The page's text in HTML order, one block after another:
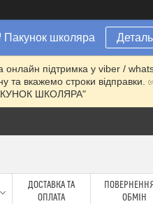
Пакунок школяра
онлайн підтримка у viber /
та вкажемо строки
ШКОЛЯРА"
ДОСТАВКА ТА
ОПЛАТА
ОБМІН